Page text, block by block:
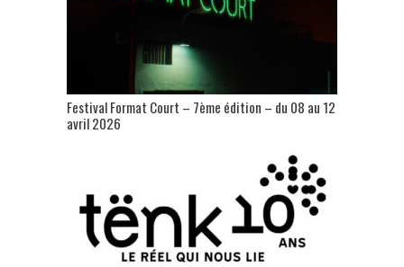
Festival Format Court – 7ème édition – du 08 au 12
avril 2026